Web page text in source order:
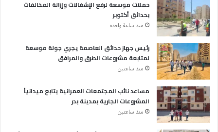
حملات موسعة لرفع الإشغالات وإزالة المخالفات
بحدائق أكتوبر
منذ ساعة واحدة
رئيس جهاز حدائق العاصمة يجري جولة موسعة
لمتابعة مشروعات الطرق والمرافق
منذ ساعتين
مساعد نائب المجتمعات العمرانية يتابع ميدانياً
المشروعات الجارية بمدينة بدر
منذ ساعتين